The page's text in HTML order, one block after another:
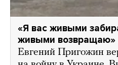
«Я вас живыми
живыми возвращаю»
Евгений Пригожин